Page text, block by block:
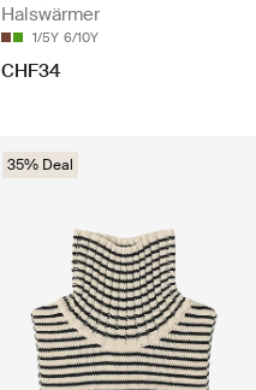
Halswärmer
1/5Y 6/10Y
CHF34
35% Deal